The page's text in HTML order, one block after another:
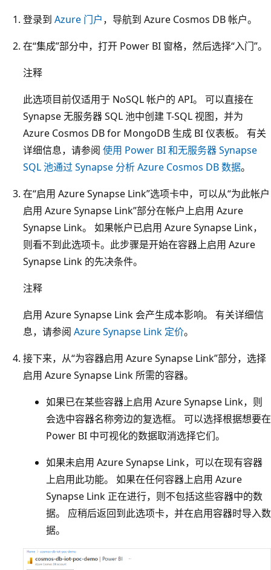
登录到 Azure 门户，导航到 Azure Cosmos DB 帐户。
在“集成”部分中，打开 Power BI 窗格，然后选择“入门”。
注释
此选项目前仅适用于 NoSQL 帐户的 API。 可以直接在
Synapse 无服务器 SQL 池中创建 T-SQL 视图，并为
Azure Cosmos DB for MongoDB 生成 BI 仪表板。 有关
详细信息，请参阅 使用 Power BI 和无服务器 Synapse
SQL 池通过 Synapse 分析 Azure Cosmos DB 数据。
在“启用 Azure Synapse Link”选项卡中，可以从“为此帐户
启用 Azure Synapse Link”部分在帐户上启用 Azure
Synapse Link。 如果帐户已启用 Azure Synapse Link，
则看不到此选项卡。此步骤是开始在容器上启用 Azure
Synapse Link 的先决条件。
注释
启用 Azure Synapse Link 会产生成本影响。 有关详细信
息，请参阅 Azure Synapse Link 定价。
接下来，从“为容器启用 Azure Synapse Link”部分，选择
启用 Azure Synapse Link 所需的容器。
如果已在某些容器上启用 Azure Synapse Link，则
会选中容器名称旁边的复选框。 可以选择根据想要在
Power BI 中可视化的数据取消选择它们。
如果未启用 Azure Synapse Link，可以在现有容器
上启用此功能。 如果在任何容器上启用 Azure
Synapse Link 正在进行，则不包括这些容器中的数
据。 应稍后返回到此选项卡，并在启用容器时导入数
据。